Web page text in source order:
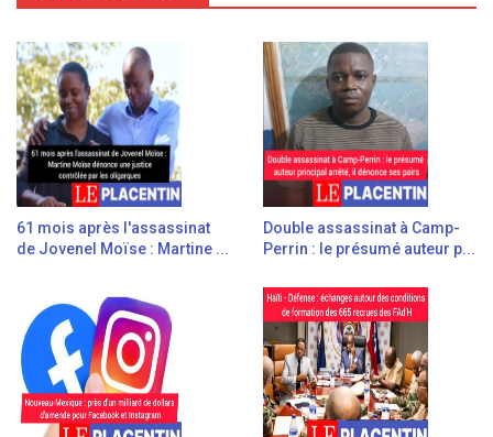
61 mois après l'assassinat
de Jovenel Moïse : Martine ...
Double assassinat à Camp-
Perrin : le présumé auteur p...